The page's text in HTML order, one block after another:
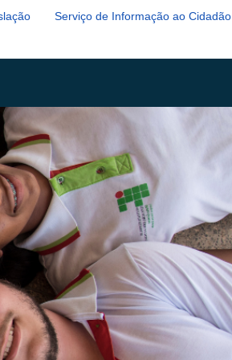
Serviço de Informação ao Cidadão